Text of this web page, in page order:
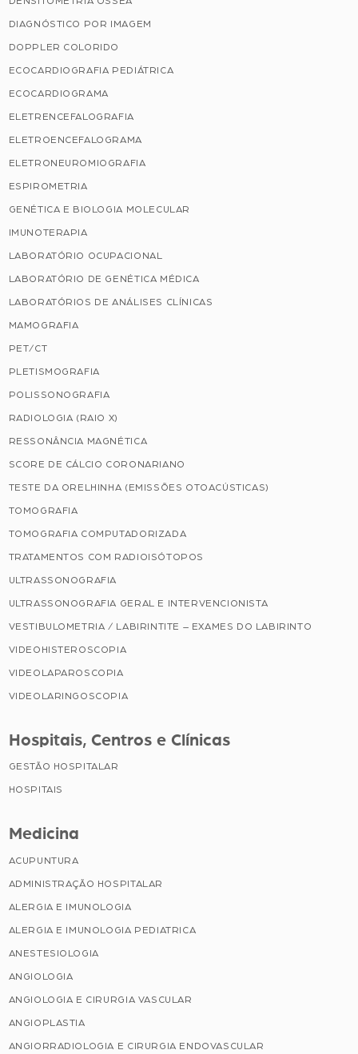
DIAGNÓSTICO POR IMAGEM
DOPPLER COLORIDO
ECOCARDIOGRAFIA PEDIÁTRICA
ECOCARDIOGRAMA
ELETRENCEFALOGRAFIA
ELETROENCEFALOGRAMA
ELETRONEUROMIOGRAFIA
ESPIROMETRIA
GENÉTICA E BIOLOGIA MOLECULAR
IMUNOTERAPIA
LABORATÓRIO OCUPACIONAL
LABORATÓRIO DE GENÉTICA MÉDICA
LABORATÓRIOS DE ANÁLISES CLÍNICAS
MAMOGRAFIA
PET/CT
PLETISMOGRAFIA
POLISSONOGRAFIA
RADIOLOGIA (RAIO X)
RESSONÂNCIA MAGNÉTICA
SCORE DE CÁLCIO CORONARIANO
TESTE DA ORELHINHA (EMISSÕES OTOACÚSTICAS)
TOMOGRAFIA
TOMOGRAFIA COMPUTADORIZADA
TRATAMENTOS COM RADIOISÓTOPOS
ULTRASSONOGRAFIA
ULTRASSONOGRAFIA GERAL E INTERVENCIONISTA
VESTIBULOMETRIA / LABIRINTITE – EXAMES DO LABIRINTO
VIDEOHISTEROSCOPIA
VIDEOLAPAROSCOPIA
VIDEOLARINGOSCOPIA
Hospitais, Centros e Clínicas
GESTÃO HOSPITALAR
HOSPITAIS
Medicina
ACUPUNTURA
ADMINISTRAÇÃO HOSPITALAR
ALERGIA E IMUNOLOGIA
ALERGIA E IMUNOLOGIA PEDIATRICA
ANESTESIOLOGIA
ANGIOLOGIA
ANGIOLOGIA E CIRURGIA VASCULAR
ANGIOPLASTIA
ANGIORRADIOLOGIA E CIRURGIA ENDOVASCULAR